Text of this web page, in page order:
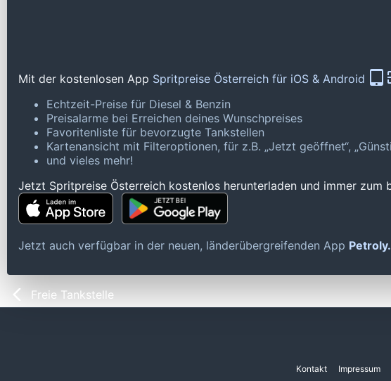
Mit der kostenlosen App Spritpreise Österreich für iOS & Android
Echtzeit-Preise für Diesel & Benzin
Preisalarme bei Erreichen deines Wunschpreises
Favoritenliste für bevorzugte Tankstellen
Kartenansicht mit Filteroptionen, für z.B. „Jetzt geöffnet“,
und vieles mehr!
Jetzt Spritpreise Österreich kostenlos herunterladen und immer zum
Jetzt auch verfügbar in der neuen, länderübergreifenden App Petroly.
Freie Tankstelle
Kontakt Impressum